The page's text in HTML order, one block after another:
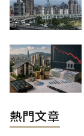
熱門文章